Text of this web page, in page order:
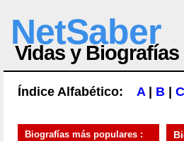
NetSaber
Vidas y Biografías
Índice Alfabético: A| B C
Biografías más populares :